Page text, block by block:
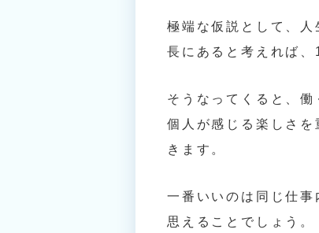
極端な仮説として、
長にあると考えれば、
そうなってくると、
個人が感じる楽しさ
きます。
一番いいのは同じ仕
思えることでしょう。